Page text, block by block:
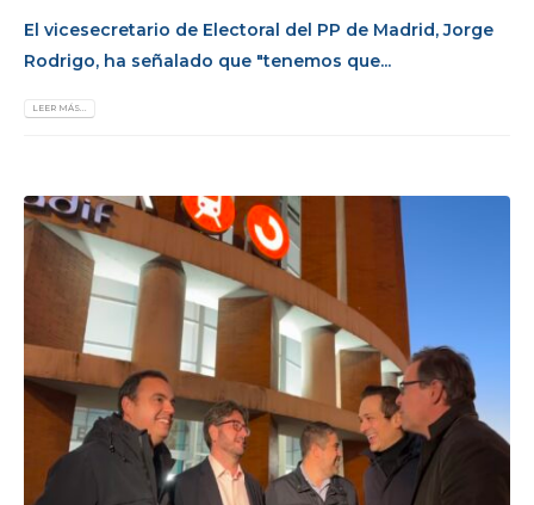
El vicesecretario de Electoral del PP de Madrid, Jorge
Rodrigo, ha señalado que "tenemos que...
LEER MÁS...